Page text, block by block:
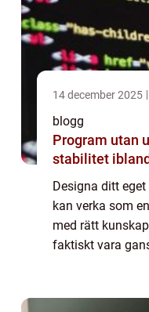
14 december 2025
blogg
Program utan
stabilitet
Designa ditt
kan verka som
med rätt
faktiskt vara